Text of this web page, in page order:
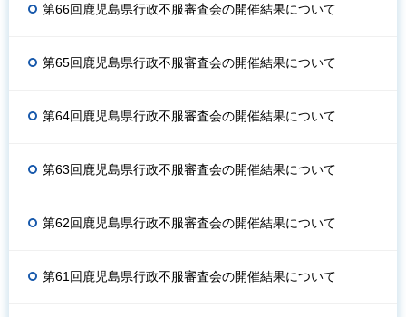
第66回鹿児島県行政不服審査会の開催結果について
第65回鹿児島県行政不服審査会の開催結果について
第64回鹿児島県行政不服審査会の開催結果について
第63回鹿児島県行政不服審査会の開催結果について
第62回鹿児島県行政不服審査会の開催結果について
第61回鹿児島県行政不服審査会の開催結果について